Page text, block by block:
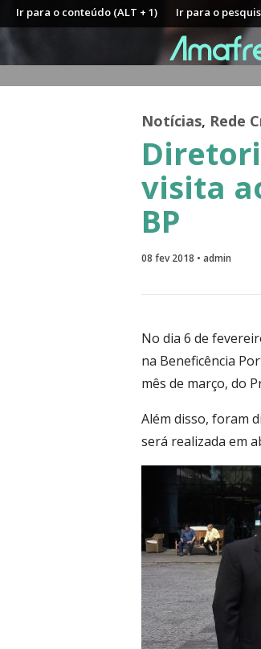
Ir para o conteúdo (ALT + 1) Ir para o
Notícias, Rede
visita
BP
08 fev 2018 • admin
No dia 6 de
na Beneficência
mês de março, do
Além disso, foram
será realizada em